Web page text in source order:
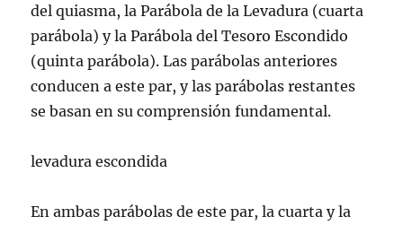
del quiasma, la Parábola de la Levadura (cuarta
parábola) y la Parábola del Tesoro Escondido
(quinta parábola). Las parábolas anteriores
conducen a este par, y las parábolas restantes
se basan en su comprensión fundamental.
levadura escondida
En ambas parábolas de este par, la cuarta y la